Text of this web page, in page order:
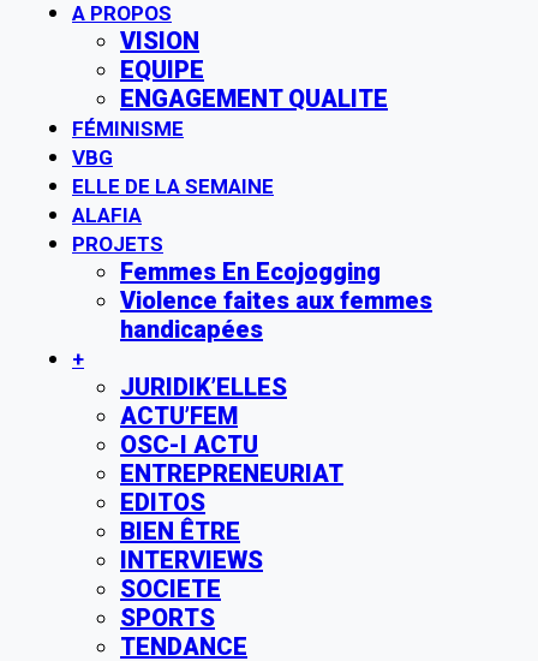
A PROPOS
VISION
EQUIPE
ENGAGEMENT QUALITE
FÉMINISME
VBG
ELLE DE LA SEMAINE
ALAFIA
PROJETS
Femmes En Ecojogging
Violence faites aux femmes
handicapées
+
JURIDIK’ELLES
ACTU’FEM
OSC-I ACTU
ENTREPRENEURIAT
EDITOS
BIEN ÊTRE
INTERVIEWS
SOCIETE
SPORTS
TENDANCE